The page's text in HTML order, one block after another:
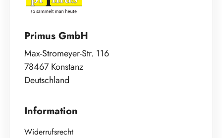
Primus GmbH
Max-Stromeyer-Str. 116
78467 Konstanz
Deutschland
Information
Widerrufsrecht